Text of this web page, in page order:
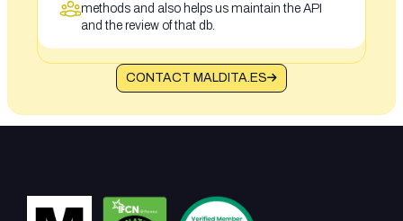
methods and also helps us maintain the API
and the review of that db.
CONTACT MALDITA.ES